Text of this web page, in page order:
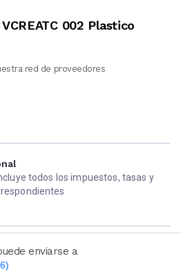
002 Plastico
red de proveedores
todos los impuestos, tasas y
enviarse a